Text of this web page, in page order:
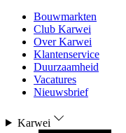
Bouwmarkten
Club Karwei
Over Karwei
Klantenservice
Duurzaamheid
Vacatures
Nieuwsbrief
Karwei